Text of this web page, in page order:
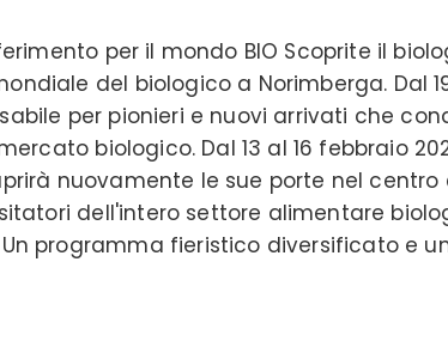
per il mondo BIO Scoprite il
del biologico a Norimberga. Dal
per pionieri e nuovi arrivati ​​che
biologico. Dal 13 al 16 febbraio
nuovamente le sue porte nel centro
dell'intero settore alimentare
programma fieristico diversificato e